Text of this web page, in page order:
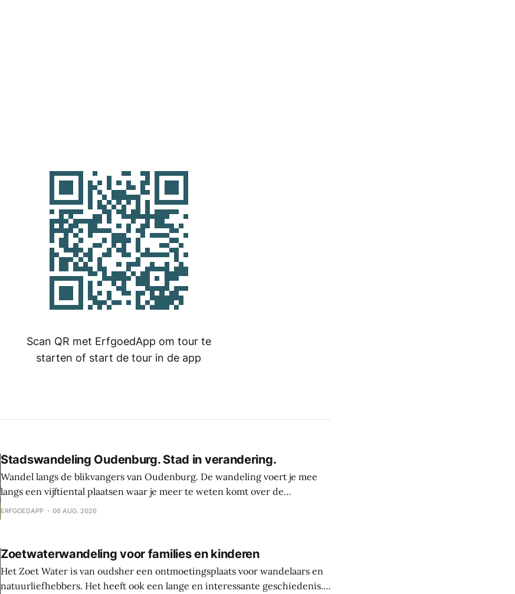
Scan QR met ErfgoedApp om tour te
starten of start de tour in de app
Stadswandeling Oudenburg. Stad in verandering.
Wandel langs de blikvangers van Oudenburg. De wandeling voert je mee
langs een vijftiental plaatsen waar je meer te weten komt over de
geschiedenis, weetjes en toekomstplannen van de bijzonderste plekken in
ERFGOEDAPP 06 AUG. 2026
Zoetwaterwandeling voor families en kinderen
Het Zoet Water is van oudsher een ontmoetingsplaats voor wandelaars en
natuurliefhebbers. Het heeft ook een lange en interessante geschiedenis.